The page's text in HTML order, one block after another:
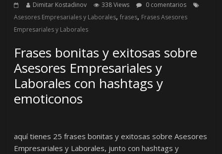
Dimitar Kostadinov 338 Views
0 comentarios
Asesores Empresariales y Laborales,frases, Frases Asesores
Empresariales y Laborales
Frases bonitas y exitosas sobre
Asesores Empresariales y
Laborales con hashtags y
emoticonos
aquí tienes 25 frases bonitas y exitosas sobre Asesores
Empresariales y Laborales, junto con hashtags y